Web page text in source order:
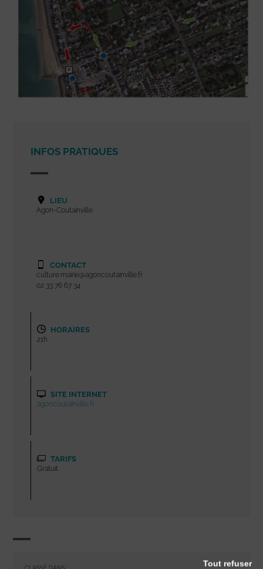
INFOS PRATIQUES
LIEU
Agon-Coutainville
CONTACT
culture.mairie@agoncoutainville.fr
02 33 76 67 34
HORAIRES
21h
SITE INTERNET
agoncoutainville.fr
TARIFS
Gratuit
Tout refuser